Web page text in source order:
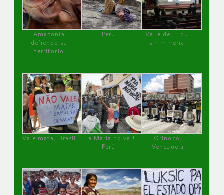
Amazonía
defiende su
territorio
Perú
Valle del Elqui
sin minería.
Vale mata, Brasil
Tía María no va !
Perú
Orinoco,
Venezuela